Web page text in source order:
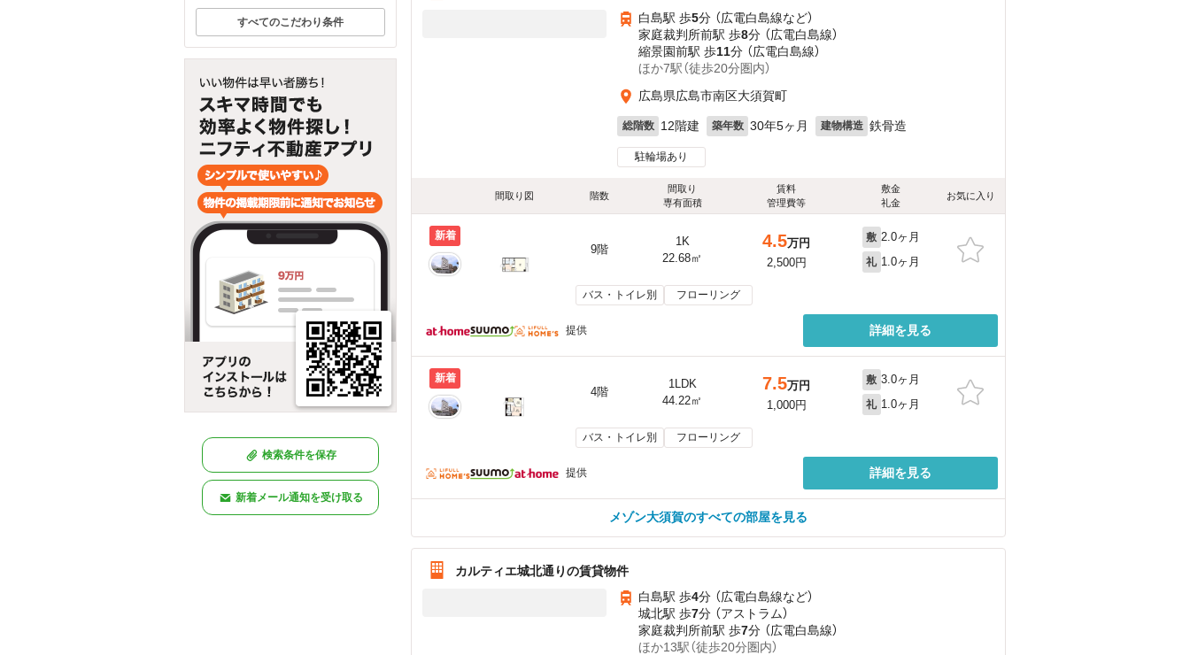
すべてのこだわり条件
検索条件を保存
新着メール通知を受け取る
白島駅 歩5分 （広電白島線など）
家庭裁判所前駅 歩8分 （広電白島線）
縮景園前駅 歩11分 （広電白島線）
ほか7駅（徒歩20分圏内）
広島県広島市南区大須賀町
総階数 12階建 築年数 30年5ヶ月 建物構造 鉄骨造
駐輪場あり
間取り図 階数
間取り
専有面積
賃料
管理費等
敷金
礼金
お気に入り
新着
9階
1K
22.68㎡
4.5万円
2,500円
敷 2.0ヶ月
礼 1.0ヶ月
バス・トイレ別 フローリング
提供 詳細を見る
新着
4階
1LDK
44.22㎡
7.5万円
1,000円
敷 3.0ヶ月
礼 1.0ヶ月
バス・トイレ別 フローリング
提供 詳細を見る
メゾン大須賀のすべての部屋を見る
カルティエ城北通りの賃貸物件
白島駅 歩4分 （広電白島線など）
城北駅 歩7分 （アストラム）
家庭裁判所前駅 歩7分 （広電白島線）
ほか13駅（徒歩20分圏内）